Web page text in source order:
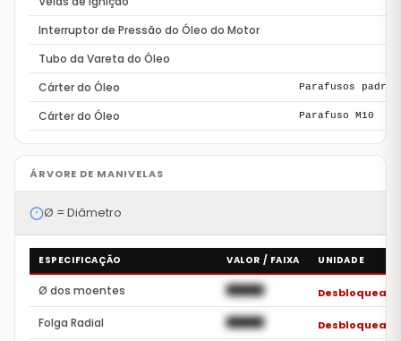
Interruptor de Pressão do Óleo do Motor
Tubo da Vareta do Óleo
Cárter do Óleo
Parafusos padrão
Cárter do Óleo Parafuso M10
Ø = Diâmetro
ESPECIFICAÇÃO VALOR / FAIXA UNIDADE
Ø dos moentes ██████ Desbloquear
Folga Radial ██████ Desbloquear